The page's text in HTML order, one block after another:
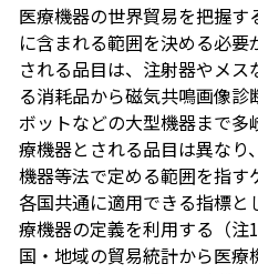
医療機器の世界貿易を把握
に含まれる範囲を決める必要
される品目は、注射器やメ
る消耗品から磁気共鳴画像
ボットなどの大型機器まで
療機器とされる品目は異なり
機器等法で定める範囲を指す
各国共通に適用できる指標
療機器の定義を利用する（注
国・地域の貿易統計から医療